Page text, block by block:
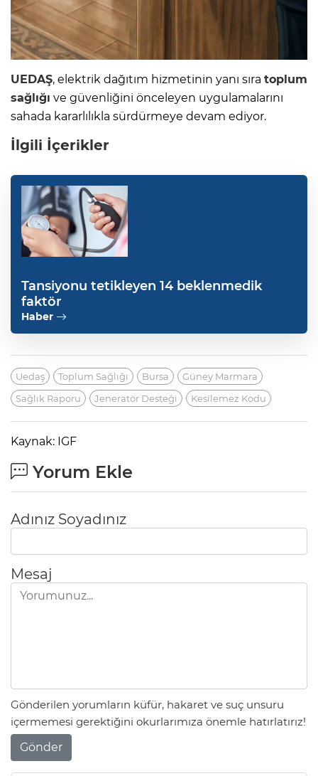
UEDAŞ, elektrik dağıtım hizmetinin yanı sıra toplum
sağlığı ve güvenliğini önceleyen uygulamalarını
sahada kararlılıkla sürdürmeye devam ediyor.
İlgili İçerikler
Tansiyonu tetikleyen 14 beklenmedik
faktör
Haber
Uedaş Toplum Sağlığı Bursa
Güney Marmara
Sağlık Raporu
Jeneratör Desteği Kesilemez Kodu
Kaynak: IGF
Yorum Ekle
Adınız Soyadınız
Mesaj
Gönderilen yorumların küfür, hakaret ve suç unsuru
içermemesi gerektiğini okurlarımıza önemle hatırlatırız!
Gönder